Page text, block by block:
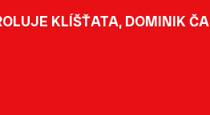
KLÍŠŤATA, DOMINIK